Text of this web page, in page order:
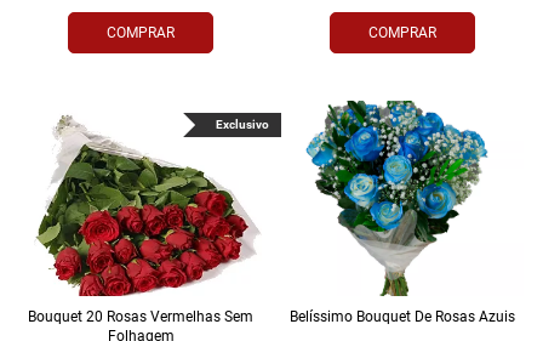
COMPRAR COMPRAR
Bouquet 20 Rosas Vermelhas Sem
Folhagem
Exclusivo
Belíssimo Bouquet De Rosas Azuis